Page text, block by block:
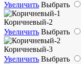
Увеличить Выбрать
Коричневый-2
Увеличить Выбрать
Коричневый-3
Увеличить Выбрать